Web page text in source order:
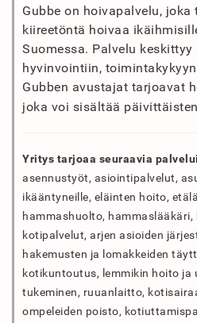
Gubbe on hoivapalvelu,
kiireetöntä hoivaa
Suomessa. Palvelu keskittyy
hyvinvointiin,
Gubben avustajat tarjoavat
joka voi sisältää
Yritys tarjoaa seuraavia
asennustyöt, asiointipalvelut,
ikääntyneille, eläinten hoito,
hammashuolto,
kotipalvelut, arjen asioiden
hakemusten ja lomakkeiden
kotikuntoutus, lemmikin hoito ja
tukeminen, ruuanlaitto,
ompeleiden poisto,